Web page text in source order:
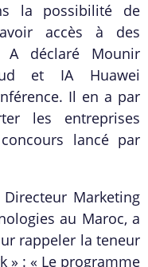
la possibilité de
accès à des
A déclaré Mounir
et IA Huawei
Il en a par
les entreprises
lancé par
Marketing
au Maroc, a
rappeler la teneur
» : « Le programme